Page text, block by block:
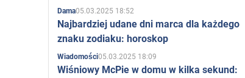
Dama05.03.2025 18:52
Najbardziej udane dni marca dla każdego
znaku zodiaku: horoskop
Wiadomości05.03.2025 18:09
Wiśniowy McPie w domu w kilka sekund: